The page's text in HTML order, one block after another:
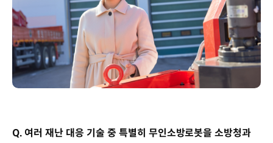
Q. 여러 재난 대응 기술 중 특별히 무인소방로봇을 소방청과